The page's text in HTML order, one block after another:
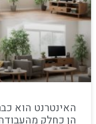
האינטרנט הוא
הן כחלק